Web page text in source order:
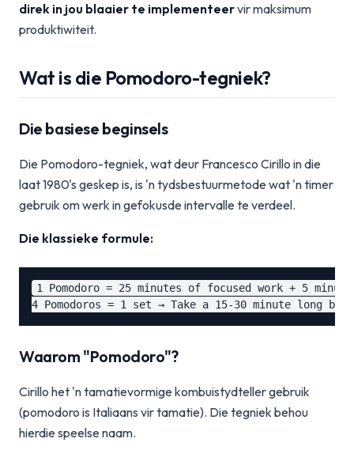
direk in jou blaaier te implementeervir maksimum
produktiwiteit.
Wat is die Pomodoro-tegniek?
Die basiese beginsels
Die Pomodoro-tegniek, wat deur Francesco Cirillo in die
laat 1980's geskep is, is 'n tydsbestuurmetode wat 'n timer
gebruik om werk in gefokusde intervalle te verdeel.
Die klassieke formule:
1 Pomodoro = 25 minutes of focused work + 5
Waarom "Pomodoro"?
Cirillo het 'n tamatievormige kombuistydteller gebruik
(pomodoro is Italiaans vir tamatie). Die tegniek behou
hierdie speelse naam.